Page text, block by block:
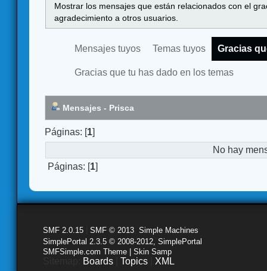
Mostrar los mensajes que están relacionados con el
agradecimiento a otros usuarios.
Mensajes tuyos Temas tuyos Gracias
Gracias que tu has dado en los temas
Mensajes - Prisca
Páginas: [1]
No hay
Páginas: [1]
SMF 2.0.15 SMF © 2013 Simple Machines
SimplePortal 2.3.5 © 2008-2012, SimplePortal
SMFSimple.com Theme | Skin Samp
Boards Topics XML